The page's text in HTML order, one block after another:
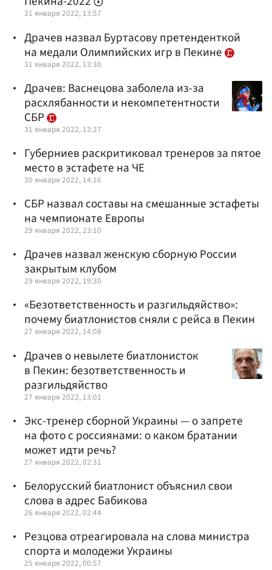
31 января 2022, 13:57
Драчев назвал Буртасову претенденткой
на медали Олимпийских игр в Пекине
31 января 2022, 13:30
Драчев: Васнецова заболела из-за
расхлябанности и некомпетентности
СБР
31 января 2022, 13:27
Губерниев раскритиковал тренеров за пятое
место в эстафете на ЧЕ
30 января 2022, 14:16
СБР назвал составы на смешанные эстафеты
на чемпионате Европы
29 января 2022, 23:10
Драчев назвал женскую сборную России
закрытым клубом
29 января 2022, 19:30
«Безответственность и разгильдяйство»:
почему биатлонистов сняли с рейса в Пекин
27 января 2022, 14:08
Драчев о невылете биатлонисток
в Пекин: безответственность и
разгильдяйство
27 января 2022, 13:01
Экс-тренер сборной Украины — о запрете
на фото с россиянами: о каком братании
может идти речь?
27 января 2022, 02:31
Белорусский биатлонист объяснил свои
слова в адрес Бабикова
26 января 2022, 02:44
Резцова отреагировала на слова министра
спорта и молодежи Украины
25 января 2022, 00:57